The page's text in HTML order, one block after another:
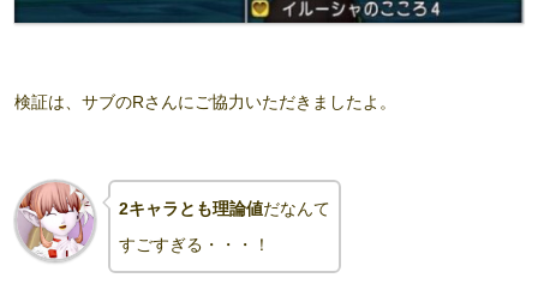
検証は、サブのRさんにご協力いただきましたよ。
2キャラとも理論値だなんて
すごすぎる・・・！